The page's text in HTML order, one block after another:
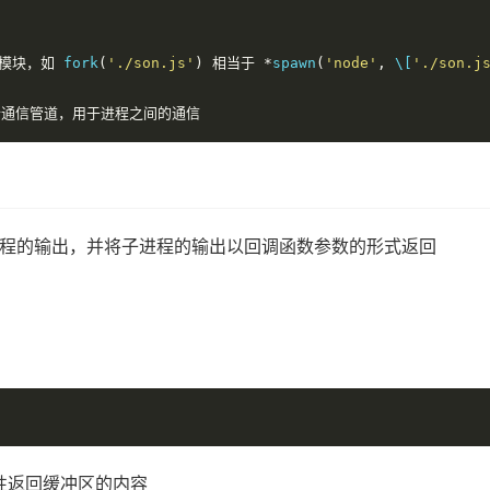
块，如 fork( './son.js' ) 相当于 *spawn ( 'node' , \[ './
信管道，用于进程之间的通信
的输出，并将子进程的输出以回调函数参数的形式返回
回缓冲区的内容